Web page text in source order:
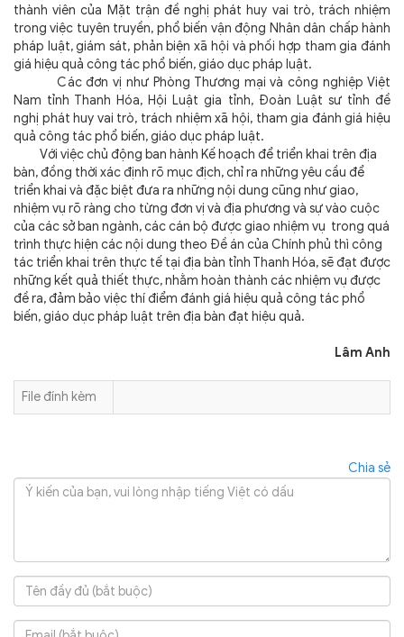
thành viên của Mặt trận đề nghị phát huy vai trò, trách nhiệm
trong việc tuyên truyền, phổ biến vận động Nhân dân chấp hành
pháp luật, giám sát, phản biện xã hội và phối hợp tham gia đánh
giá hiệu quả công tác phổ biến, giáo dục pháp luật.
Các đơn vị như Phòng Thương mại và công nghiệp Việt
Nam tỉnh Thanh Hóa, Hội Luật gia tỉnh, Đoàn Luật sư tỉnh đề
nghị phát huy vai trò, trách nhiệm xã hội, tham gia đánh giá hiệu
quả công tác phổ biến, giáo dục pháp luật.
Với việc chủ động ban hành Kế hoạch để triển khai trên địa
bàn, đồng thời xác định rõ mục địch, chỉ ra những yêu cầu để
triển khai và đặc biệt đưa ra những nội dung cũng như giao,
nhiệm vụ rõ ràng cho từng đơn vị và địa phương và sự vào cuộc
của các sở ban ngành, các cán bộ được giao nhiệm vụ trong quá
trình thực hiện các nội dung theo Đề án của Chính phủ thì công
tác triển khai trên thực tế tại địa bàn tỉnh Thanh Hóa, sẽ đạt được
những kết quả thiết thực, nhằm hoàn thành các nhiệm vụ được
đề ra, đảm bảo việc thí điểm đánh giá hiệu quả công tác phổ
biến, giáo dục pháp luật trên địa bàn đạt hiệu quả.
Lâm Anh
File đính kèm
Chia sẻ